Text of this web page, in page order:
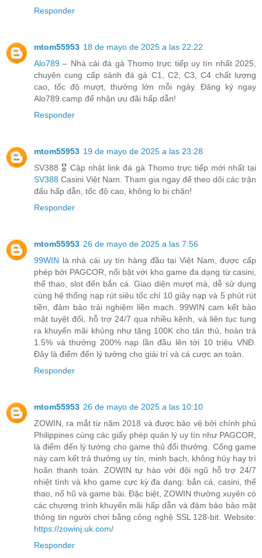
Responder
mtom55953 18 de mayo de 2025 a las 22:22
Alo789 – Nhà cái đá gà Thomo trực tiếp uy tín nhất 2025,
chuyên cung cấp sảnh đá gà C1, C2, C3, C4 chất lượng
cao, tốc độ mượt, thưởng lớn mỗi ngày. Đăng ký ngay
Alo789.camp để nhận ưu đãi hấp dẫn!
Responder
mtom55953 19 de mayo de 2025 a las 23:28
SV388 🎖️ Cập nhật link đá gà Thomo trực tiếp mới nhất tại
SV388 Casini Việt Nam. Tham gia ngay để theo dõi các trận
đấu hấp dẫn, tốc độ cao, không lo bị chặn!
Responder
mtom55953 26 de mayo de 2025 a las 7:56
99WIN là nhà cái uy tín hàng đầu tại Việt Nam, được cấp
phép bởi PAGCOR, nổi bật với kho game đa dạng từ casini,
thể thao, slot đến bắn cá. Giao diện mượt mà, dễ sử dụng
cùng hệ thống nạp rút siêu tốc chỉ 10 giây nạp và 5 phút rút
tiền, đảm bảo trải nghiệm liền mạch. 99WIN cam kết bảo
mật tuyệt đối, hỗ trợ 24/7 qua nhiều kênh, và liên tục tung
ra khuyến mãi khủng như tặng 100K cho tân thủ, hoàn trả
1.5% và thưởng 200% nạp lần đầu lên tới 10 triệu VNĐ.
Đây là điểm đến lý tưởng cho giải trí và cá cược an toàn.
Responder
mtom55953 26 de mayo de 2025 a las 10:10
ZOWIN, ra mắt từ năm 2018 và được bảo vệ bởi chính phủ
Philippines cùng các giấy phép quản lý uy tín như PAGCOR,
là điểm đến lý tưởng cho game thủ đổi thưởng. Cổng game
này cam kết trả thưởng uy tín, minh bạch, không hủy hay trì
hoãn thanh toán. ZOWIN tự hào với đội ngũ hỗ trợ 24/7
nhiệt tình và kho game cực kỳ đa dạng: bắn cá, casini, thể
thao, nổ hũ và game bài. Đặc biệt, ZOWIN thường xuyên có
các chương trình khuyến mãi hấp dẫn và đảm bảo bảo mật
thông tin người chơi bằng công nghệ SSL 128-bit. Website:
https://zowinj.uk.com/
Responder